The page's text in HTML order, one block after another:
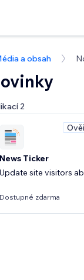
a obsah
2
News Ticker
Update site visitors
Dostupné zdarma